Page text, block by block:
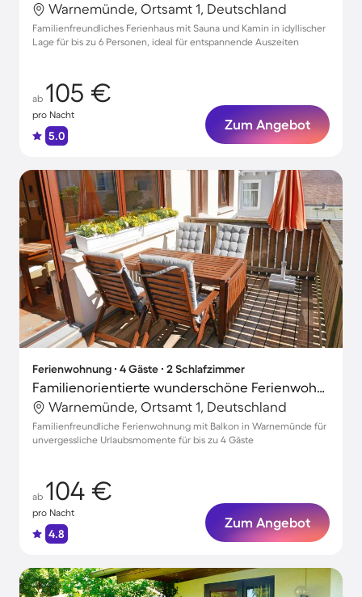
Warnemünde, Ortsamt 1, Deutschland
Familienfreundliches Ferienhaus mit Sauna und Kamin in idyllischer
Lage für bis zu 6 Personen, ideal für entspannende Auszeiten
ab 105 €
pro Nacht
5.0
Zum Angebot
Ferienwohnung ∙ 4 Gäste ∙ 2 Schlafzimmer
Familienorientierte wunderschöne Ferienwohnung | Nah am Strand
Warnemünde, Ortsamt 1, Deutschland
Familienfreundliche Ferienwohnung mit Balkon in Warnemünde für
unvergessliche Urlaubsmomente für bis zu 4 Gäste
ab 104 €
pro Nacht
4.8
Zum Angebot